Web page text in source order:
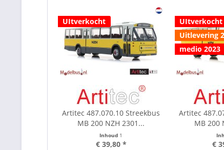
UItverkocht
Artitec 487.070.10 Streekbus
MB 200 NZH 2301...
Inhoud 1
€ 39,80 *
UItverkocht
Uitlevering
medio 2023
Artitec
MB 200
€